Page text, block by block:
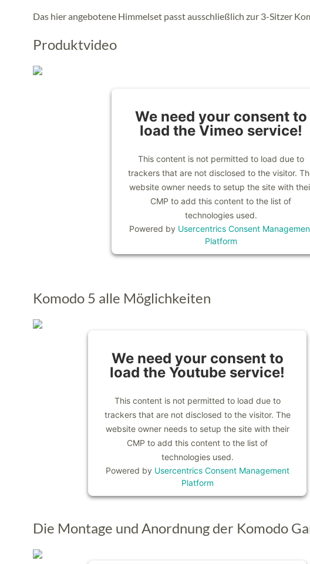
Das hier angebotene Himmelset passt ausschließlich zur 3-Sitzer
Produktvideo
We need your consent to
load the Vimeo service!
This content is not permitted to load due to
trackers that are not disclosed to the visitor.
website owner needs to setup the site with
CMP to add this content to the list of
technologies used.
Powered by Usercentrics Consent
Platform
Komodo 5 alle Möglichkeiten
We need your consent to
load the Youtube service!
This content is not permitted to load due to
trackers that are not disclosed to the visitor. The
website owner needs to setup the site with their
CMP to add this content to the list of
technologies used.
Powered by Usercentrics Consent Management
Platform
Die Montage und Anordnung der Komodo